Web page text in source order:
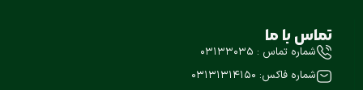
تماس با ما
شماره تماس : ۰۳۱۳۳۰۳۵
شماره فاکس: ۰۳۱۳۱۳۱۴۱۵۰